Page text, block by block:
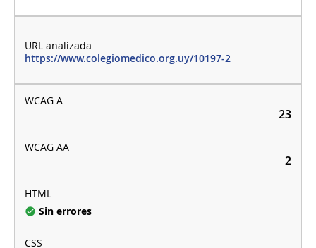
https://www.colegiomedico.org.uy/10197-2
23
2
Sin errores